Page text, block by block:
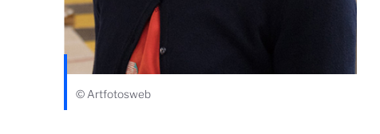
© Artfotosweb